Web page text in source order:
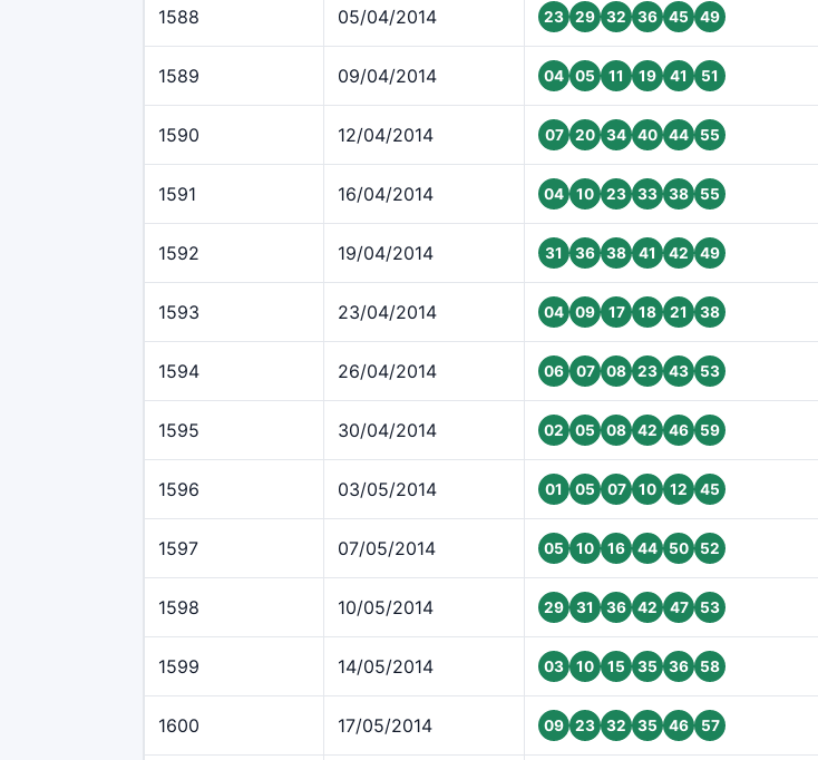
1588 05/04/2014 23 29 32 36 45 49
1589 09/04/2014 04 05 11 19 41 51
1590 12/04/2014 07 20 34 40 44 55
1591 16/04/2014 04 10 23 33 38 55
1592 19/04/2014 31 36 38 41 42 49
1593 23/04/2014 04 09 17 18 21 38
1594 26/04/2014 06 07 08 23 43 53
1595 30/04/2014 02 05 08 42 46 59
1596 03/05/2014 01 05 07 10 12 45
1597 07/05/2014 05 10 16 44 50 52
1598 10/05/2014 29 31 36 42 47 53
1599 14/05/2014 03 10 15 35 36 58
1600 17/05/2014 09 23 32 35 46 57